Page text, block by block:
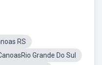
RS
Grande Do Sul